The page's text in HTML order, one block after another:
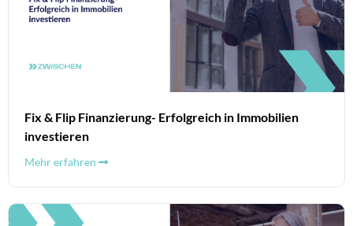
Fix & Flip Finanzierung- Erfolgreich in Immobilien
investieren
Mehr erfahren